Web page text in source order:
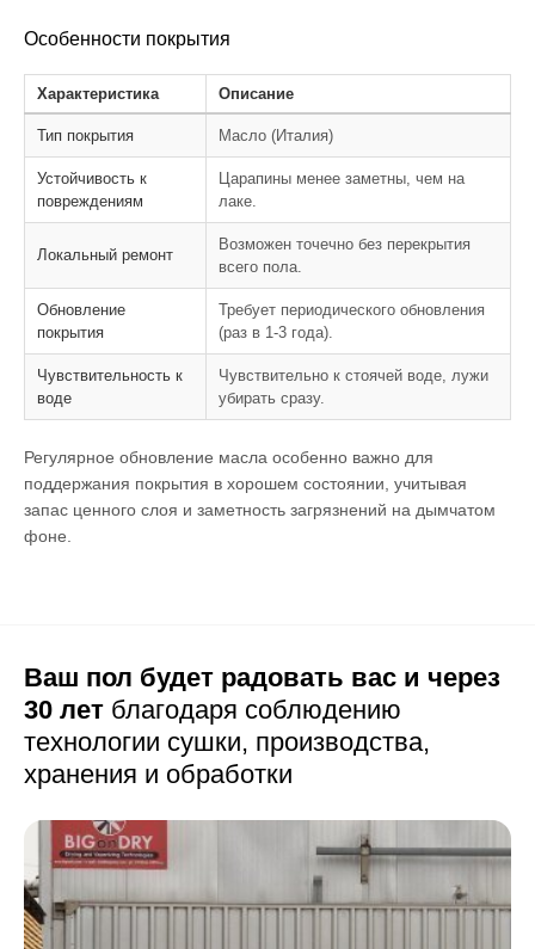
Особенности покрытия
Характеристика Описание
Тип покрытия Масло (Италия)
Устойчивость к
повреждениям
Царапины менее заметны, чем на
лаке.
Локальный ремонт
Возможен точечно без перекрытия
всего пола.
Обновление
покрытия
Требует периодического обновления
(раз в 1-3 года).
Чувствительность к
воде
Чувствительно к стоячей воде, лужи
убирать сразу.
Регулярное обновление масла особенно важно для
поддержания покрытия в хорошем состоянии, учитывая
запас ценного слоя и заметность загрязнений на дымчатом
фоне.
Ваш пол будет радовать вас и через
30 лет благодаря соблюдению
технологии сушки, производства,
хранения и обработки